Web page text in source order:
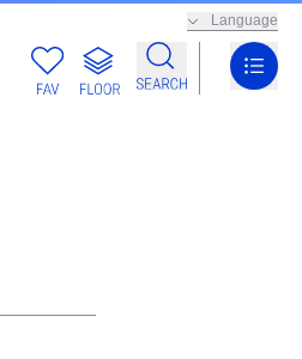
Language